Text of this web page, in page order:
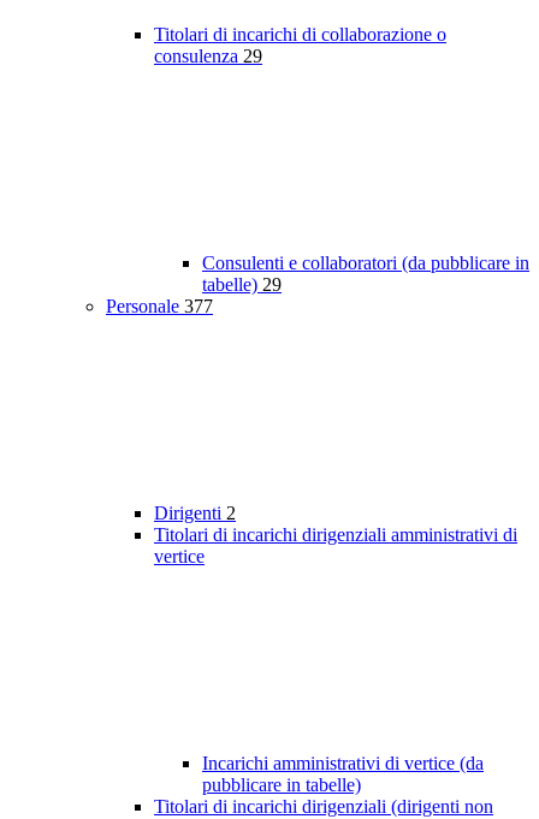
Titolari di incarichi di collaborazione o
consulenza 29
Consulenti e collaboratori (da pubblicare in
tabelle) 29
Personale 377
Dirigenti 2
Titolari di incarichi dirigenziali amministrativi di
vertice
Incarichi amministrativi di vertice (da
pubblicare in tabelle)
Titolari di incarichi dirigenziali (dirigenti non